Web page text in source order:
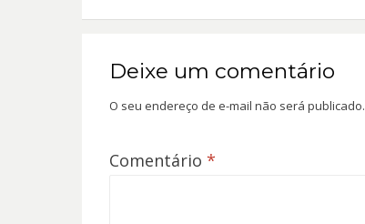
Deixe um comentário
O seu endereço de e-mail não será publicado.
Comentário *